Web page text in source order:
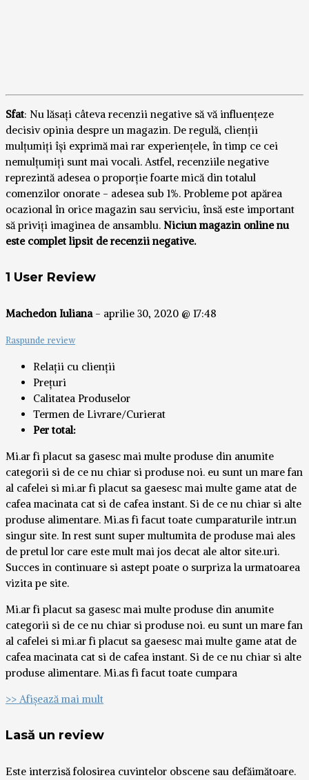
Sfat: Nu lăsați câteva recenzii negative să vă influențeze
decisiv opinia despre un magazin. De regulă, clienții
mulțumiți își exprimă mai rar experiențele, în timp ce cei
nemulțumiți sunt mai vocali. Astfel, recenziile negative
reprezintă adesea o proporție foarte mică din totalul
comenzilor onorate - adesea sub 1%. Probleme pot apărea
ocazional în orice magazin sau serviciu, însă este important
să priviți imaginea de ansamblu. Niciun magazin online nu
este complet lipsit de recenzii negative.
1 User Review
Machedon Iuliana- aprilie 30, 2020 @ 17:48
Raspunde review
Relații cu clienții
Prețuri
Calitatea Produselor
Termen de Livrare/Curierat
Per total:
Mi.ar fi placut sa gasesc mai multe produse din anumite
categorii si de ce nu chiar si produse noi. eu sunt un mare fan
al cafelei si mi.ar fi placut sa gaesesc mai multe game atat de
cafea macinata cat si de cafea instant. Si de ce nu chiar si alte
produse alimentare. Mi.as fi facut toate cumparaturile intr.un
singur site. In rest sunt super multumita de produse mai ales
de pretul lor care este mult mai jos decat ale altor site.uri.
Succes in continuare si astept poate o surpriza la urmatoarea
vizita pe site.
Mi.ar fi placut sa gasesc mai multe produse din anumite
categorii si de ce nu chiar si produse noi. eu sunt un mare fan
al cafelei si mi.ar fi placut sa gaesesc mai multe game atat de
cafea macinata cat si de cafea instant. Si de ce nu chiar si alte
produse alimentare. Mi.as fi facut toate cumpara
>> Afișează mai mult
Lasă un review
Este interzisă folosirea cuvintelor obscene sau defăimătoare.